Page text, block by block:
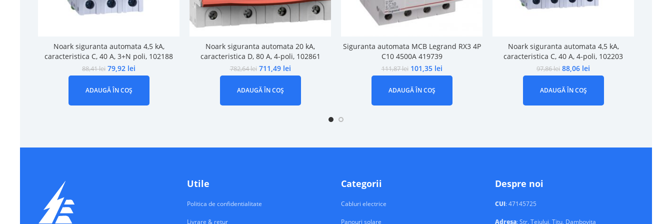
Noark siguranta automata 4,5 kA,
caracteristica C, 40 A, 3+N poli, 102188
88,41lei 79,92 lei
ADAUGĂ ÎN COȘ
Noark siguranta automata 20 kA,
caracteristica D, 80 A, 4-poli, 102861
782,64lei 711,49 lei
ADAUGĂ ÎN COȘ
Siguranta automata MCB Legrand RX3 4P
C10 4500A 419739
111,87lei 101,35 lei
ADAUGĂ ÎN COȘ
Noark siguranta automata 4,5 kA,
caracteristica C, 40 A, 4-poli, 102203
97,86lei 88,06 lei
ADAUGĂ ÎN COȘ
Utile
Politica de confidentialitate
Livrare & retur
Categorii
Cabluri electrice
Panouri solare
Despre noi
CUI: 47145725
Adresa: Str. Teiului, Titu, Dambovita